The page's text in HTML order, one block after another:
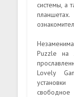
системы, а
Puzzle на
Lovely